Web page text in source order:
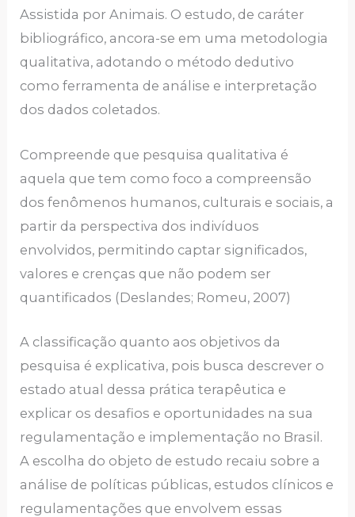
Assistida por Animais. O estudo, de caráter
bibliográfico, ancora-se em uma metodologia
qualitativa, adotando o método dedutivo
como ferramenta de análise e interpretação
dos dados coletados.
Compreende que pesquisa qualitativa é
aquela que tem como foco a compreensão
dos fenômenos humanos, culturais e sociais, a
partir da perspectiva dos indivíduos
envolvidos, permitindo captar significados,
valores e crenças que não podem ser
quantificados (Deslandes; Romeu, 2007)
A classificação quanto aos objetivos da
pesquisa é explicativa, pois busca descrever o
estado atual dessa prática terapêutica e
explicar os desafios e oportunidades na sua
regulamentação e implementação no Brasil.
A escolha do objeto de estudo recaiu sobre a
análise de políticas públicas, estudos clínicos e
regulamentações que envolvem essas